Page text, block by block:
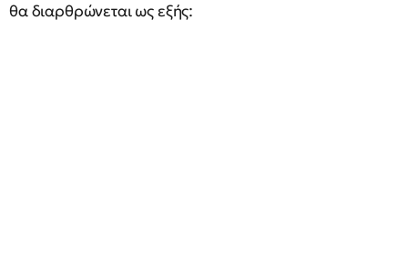
θα διαρθρώνεται ως εξής: